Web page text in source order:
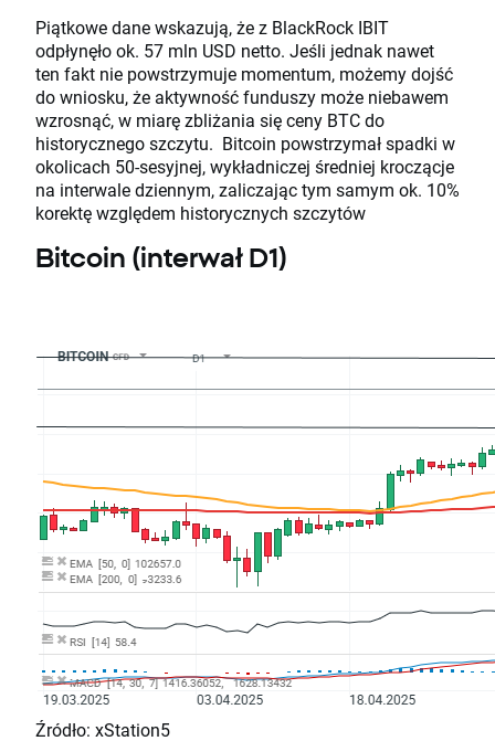
Piątkowe dane wskazują, że z BlackRock IBIT
odpłynęło ok. 57 mln USD netto. Jeśli jednak nawet
ten fakt nie powstrzymuje momentum, możemy dojść
do wniosku, że aktywność funduszy może niebawem
wzrosnąć, w miarę zbliżania się ceny BTC do
historycznego szczytu. Bitcoin powstrzymał spadki w
okolicach 50-sesyjnej, wykładniczej średniej kroczącje
na interwale dziennym, zaliczając tym samym ok. 10%
korektę względem historycznych szczytów
Bitcoin (interwał D1)
Źródło: xStation5